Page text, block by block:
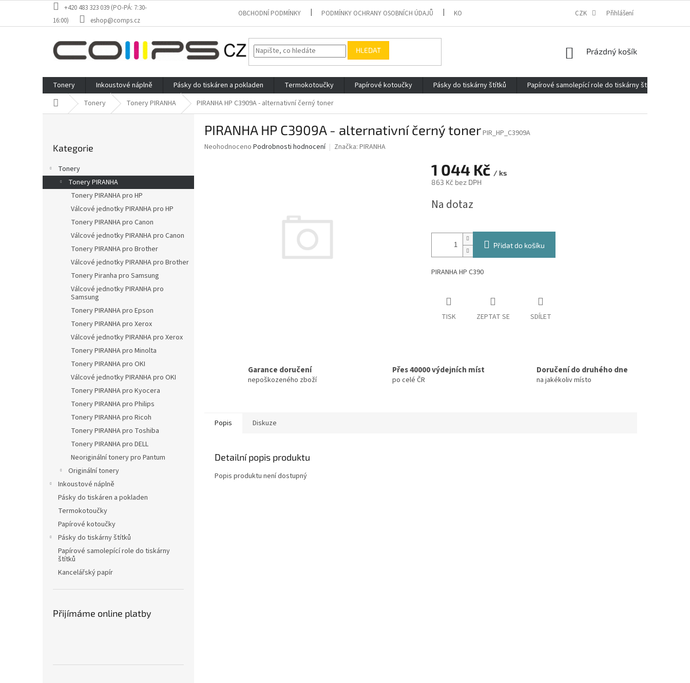
obsah
+420 483 323 039 (PO-PÁ: 7:30-
16:00)
eshop@comps.cz
OBCHODNÍ PODMÍNKY PODMÍNKY OCHRANY OSOBNÍCH ÚDAJŮ KONTAKTY REKLAMACE ELEKTROMOBILITA 2020
CZK Přihlášení
HLEDAT
NÁKUPNÍ
Prázdný košík
Tonery Inkoustové náplně Pásky do tiskáren a pokladen Termokotoučky Papírové kotoučky Pásky do tiskárny štítků Papírové samolepící role do tiskárny štítků
Domů Tonery Tonery PIRANHA PIRANHA HP C3909A - alternativní černý toner
a
n
kategorie
Kategorie
Tonery
Tonery PIRANHA
Tonery PIRANHA pro HP
Válcové jednotky PIRANHA pro HP
Tonery PIRANHA pro Canon
Válcové jednotky PIRANHA pro Canon
Tonery PIRANHA pro Brother
Válcové jednotky PIRANHA pro Brother
Tonery Piranha pro Samsung
Válcové jednotky PIRANHA pro
Samsung
Tonery PIRANHA pro Epson
Tonery PIRANHA pro Xerox
Válcové jednotky PIRANHA pro Xerox
Tonery PIRANHA pro Minolta
Tonery PIRANHA pro OKI
Válcové jednotky PIRANHA pro OKI
Tonery PIRANHA pro Kyocera
Tonery PIRANHA pro Philips
Tonery PIRANHA pro Ricoh
Tonery PIRANHA pro Toshiba
Tonery PIRANHA pro DELL
Neoriginální tonery pro Pantum
Originální tonery
Inkoustové náplně
Pásky do tiskáren a pokladen
Termokotoučky
Papírové kotoučky
Pásky do tiskárny štítků
Papírové samolepící role do tiskárny
štítků
Kancelářský papír
Přijímáme online platby
PIRANHA HP C3909A - alternativní černý tonerPIR_HP_C3909A
Průměrné
Neohodnoceno Podrobnosti hodnocení Značka: PIRANHA
1 044 Kč / ks
863 Kč bez DPH
cena:
Na dotaz
Přidat do košíku
PIRANHA HP C390
TISK ZEPTAT SE SDÍLET
Garance doručení
nepoškozeného zboží
Přes 40000 výdejních míst
po celé ČR
Doručení do druhého dne
na jakékoliv místo
Popis Diskuze
Detailní popis produktu
Popis produktu není dostupný